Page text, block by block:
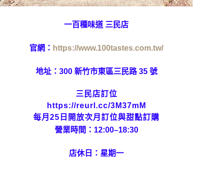
一百種味道 三民店
官網： https://www.100tastes.com.tw/
地址：300 新竹市東區三民路 35 號
三民店訂位
https://reurl.cc/3M37mM
每月25日開放次月訂位與甜點訂購
營業時間：12:00–18:30
店休日：星期一